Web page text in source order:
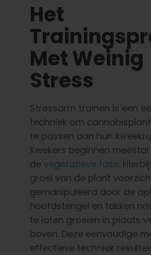
Het
Met Weinig
Stress
Stressarm trainen is een
techniek om
te passen aan hun
Kwekers beginnen
de vegetatieve fase.
groei van de plant
gemanipuleerd door de
hoofdstengel en takken
te laten groeien in plaats
boven. Deze eenvoudige
effectieve techniek